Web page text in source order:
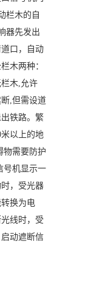
栏木的自
器先发出
口，自动
木两种：
木,允许
,但需设道
铁路。繁
以上的地
物需要防护
号机显示一
，受光器
换为电
线时，受
动遮断信